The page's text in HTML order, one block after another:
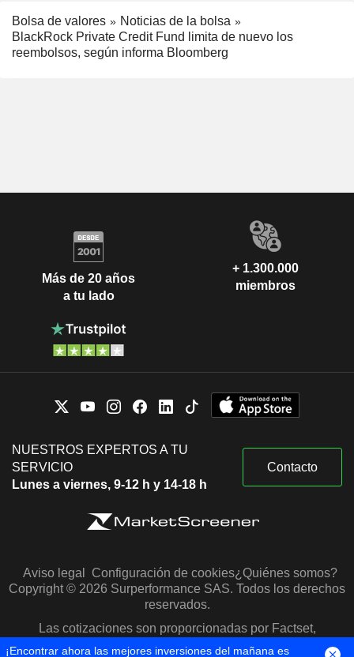
Bolsa de valores
Noticias de la bolsa
BlackRock Private Credit Fund limita de nuevo los
reembolsos, según informa Bloomberg
Más de 20 años
a tu lado
+ 1.300.000
miembros
NUESTROS EXPERTOS A TU
SERVICIO
Lunes a viernes, 9-12 h y 14-18 h
Contacto
Aviso legal Configuración de cookies¿Quiénes somos?
Copyright © 2026 Surperformance SAS. Todos los derechos
reservados.
Las cotizaciones son proporcionadas por Factset,
Morningstar y S&P Capital IQ
¡Encontrar ahora las mejores inversiones del mañana es